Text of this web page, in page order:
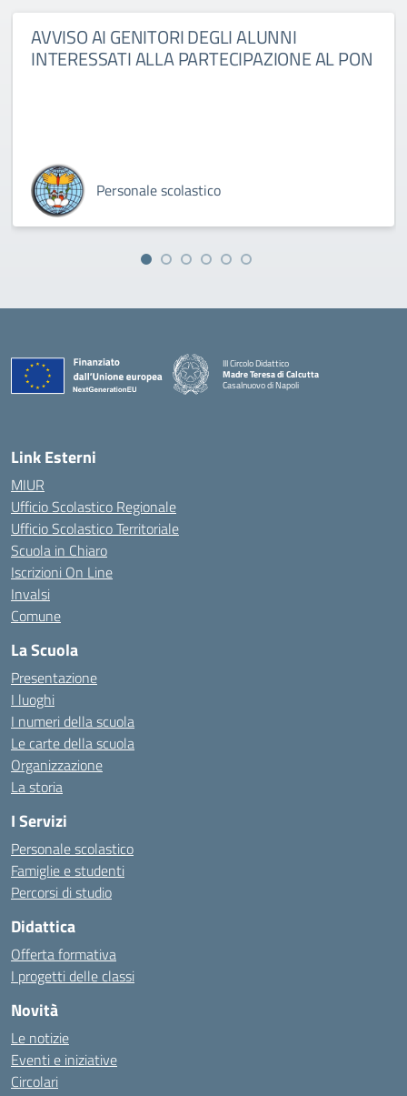
AVVISO AI GENITORI DEGLI ALUNNI
INTERESSATI ALLA PARTECIPAZIONE AL PON
Personale scolastico
III Circolo Didattico
Madre Teresa di Calcutta
Casalnuovo di Napoli
— Visita la pagina iniziale della scuola
Link Esterni
MIUR
Ufficio Scolastico Regionale
Ufficio Scolastico Territoriale
Scuola in Chiaro
Iscrizioni On Line
Invalsi
Comune
La Scuola
Presentazione
I luoghi
I numeri della scuola
Le carte della scuola
Organizzazione
La storia
I Servizi
Personale scolastico
Famiglie e studenti
Percorsi di studio
Didattica
Offerta formativa
I progetti delle classi
Novità
Le notizie
Eventi e iniziative
Circolari